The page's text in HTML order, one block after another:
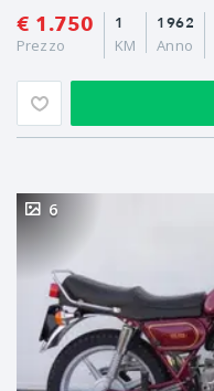
€ 1.750
Prezzo
1962
Anno
1
KM
6